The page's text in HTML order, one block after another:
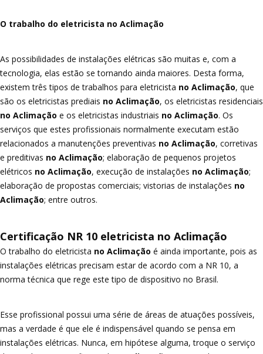
O trabalho do eletricista no Aclimação
As possibilidades de instalações elétricas são muitas e, com a
tecnologia, elas estão se tornando ainda maiores. Desta forma,
existem três tipos de trabalhos para eletricista no Aclimação, que
são os eletricistas prediais no Aclimação, os eletricistas residenciais
no Aclimação e os eletricistas industriais no Aclimação. Os
serviços que estes profissionais normalmente executam estão
relacionados a manutenções preventivas no Aclimação, corretivas
e preditivas no Aclimação; elaboração de pequenos projetos
elétricos no Aclimação, execução de instalações no Aclimação;
elaboração de propostas comerciais; vistorias de instalações no
Aclimação; entre outros.
Certificação NR 10 eletricista no Aclimação
O trabalho do eletricista no Aclimação é ainda importante, pois as
instalações elétricas precisam estar de acordo com a NR 10, a
norma técnica que rege este tipo de dispositivo no Brasil.
Esse profissional possui uma série de áreas de atuações possíveis,
mas a verdade é que ele é indispensável quando se pensa em
instalações elétricas. Nunca, em hipótese alguma, troque o serviço